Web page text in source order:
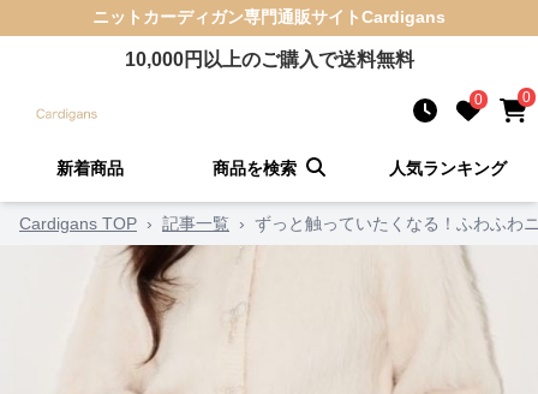
ニットカーディガン専門通販サイトCardigans
10,000円以上のご購入で送料無料
0 0
新着商品 商品を検索 人気ランキング
Cardigans TOP › 記事一覧 › ずっと触っていたくなる！ふわふわ